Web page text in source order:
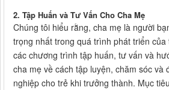
2. Tập Huấn và Tư Vấn Cho Cha Mẹ
Chúng tôi hiểu rằng, cha mẹ là người
trọng nhất trong quá trình phát triển
các chương trình tập huấn, tư vấn và
cha mẹ về cách tập luyện, chăm sóc và
nghiệp cho trẻ khi trưởng thành. Mục